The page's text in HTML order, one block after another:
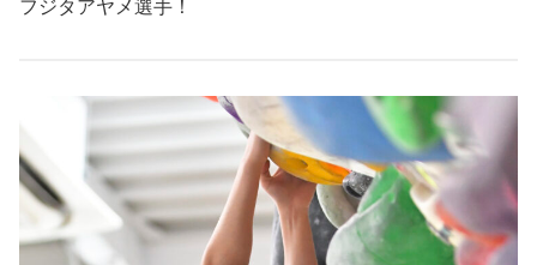
フジタアヤメ選手！